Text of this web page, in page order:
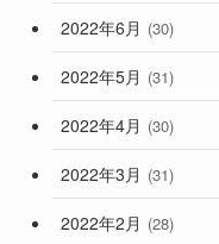
2022年6月 (30)
2022年5月 (31)
2022年4月 (30)
2022年3月 (31)
2022年2月 (28)